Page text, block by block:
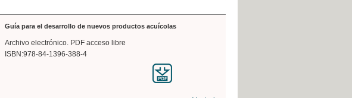
Guía para el desarrollo de nuevos productos acuícolas
Archivo electrónico. PDF acceso libre
ISBN:978-84-1396-388-4